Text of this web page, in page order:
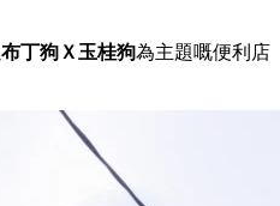
布丁狗Ｘ玉桂狗為主題嘅便利店